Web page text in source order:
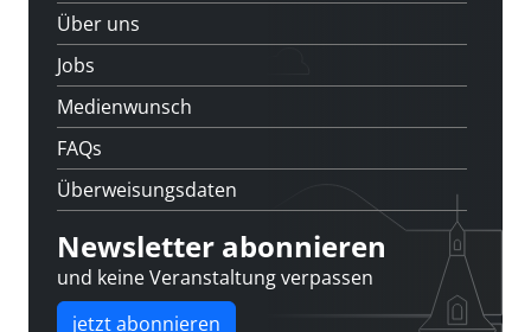
Über uns
Jobs
Medienwunsch
FAQs
Überweisungsdaten
Newsletter abonnieren
und keine Veranstaltung verpassen
jetzt abonnieren